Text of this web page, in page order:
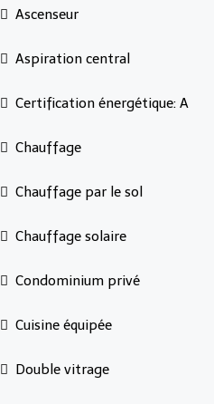
Ascenseur
Aspiration central
Certification énergétique: A
Chauffage
Chauffage par le sol
Chauffage solaire
Condominium privé
Cuisine équipée
Double vitrage